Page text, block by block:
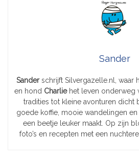
Sander
Sanderschrijft Silvergazelle.nl, waar
en hond Charliehet leven onderweg
tradities tot kleine avonturen dicht
goede koffie, mooie wandelingen
een beetje leuker maakt. Op zijn
foto’s en recepten met een